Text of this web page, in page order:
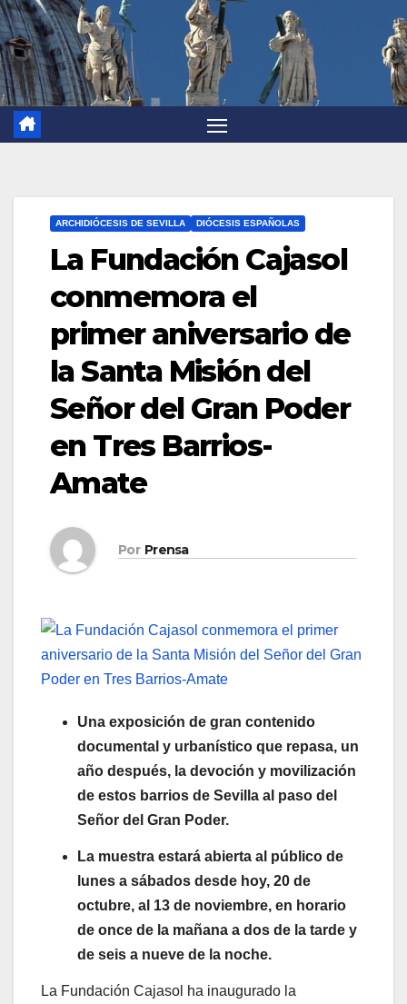
ARCHIDIÓCESIS DE SEVILLA DIÓCESIS ESPAÑOLAS
La Fundación Cajasol
conmemora el
primer aniversario de
la Santa Misión del
Señor del Gran Poder
en Tres Barrios-
Amate
Por Prensa
Una exposición de gran contenido
documental y urbanístico que repasa, un
año después, la devoción y movilización
de estos barrios de Sevilla al paso del
Señor del Gran Poder.
La muestra estará abierta al público de
lunes a sábados desde hoy, 20 de
octubre, al 13 de noviembre, en horario
de once de la mañana a dos de la tarde y
de seis a nueve de la noche.
La Fundación Cajasol ha inaugurado la